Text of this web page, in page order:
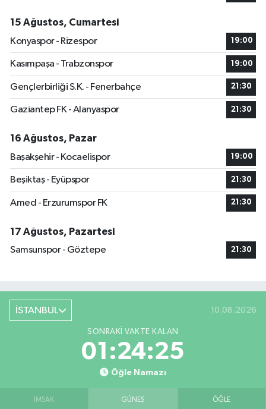
15 Ağustos, Cumartesi
Konyaspor - Rizespor
19:00
Kasımpaşa - Trabzonspor 19:00
Gençlerbirliği S.K. - Fenerbahçe 21:30
Gaziantep FK - Alanyaspor 21:30
16 Ağustos, Pazar
Başakşehir - Kocaelispor
19:00
Beşiktaş - Eyüpspor 21:30
Amed - Erzurumspor FK 21:30
17 Ağustos, Pazartesi
Samsunspor - Göztepe
21:30
İSTANBUL 10.08.2026
SONRAKI VAKTE KALAN
01:24:24
Öğle Namazı
İMSAK GÜNEŞ ÖĞLE